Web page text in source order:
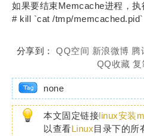
如果要结束Memcache进程，执
# kill `cat /tmp/memcached.pid`
分享到： QQ空间 新浪微博 腾
QQ收藏 复
none
本文固定链接linux安装
以查看Linux目录下的所